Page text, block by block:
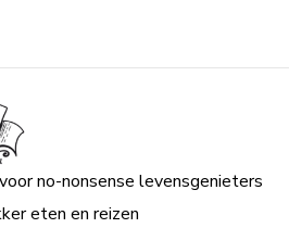
no-nonsense levensgenieters
eten en reizen